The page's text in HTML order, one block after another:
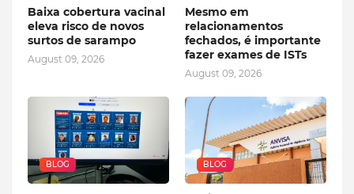
Baixa cobertura vacinal
eleva risco de novos
surtos de sarampo
August 09, 2026
Mesmo em
relacionamentos
fechados, é importante
fazer exames de ISTs
August 09, 2026
BLOG BLOG